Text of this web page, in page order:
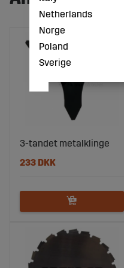
3-tandet metalklinge
233 DKK
Netherlands
Norge
Poland
Sverige